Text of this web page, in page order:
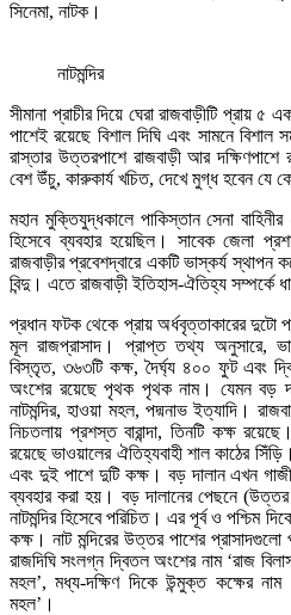
সিনেমা, নাটক।
নাটমন্দির
সীমানা প্রাচীর দিয়ে ঘেরা রাজবাড়ীটি প্রায়
পাশেই রয়েছে বিশাল দিঘি এবং সামনে
রাস্তার উত্তরপাশে রাজবাড়ী আর দক্ষিণপাশে
বেশ উঁচু, কারুকার্য খচিত, দেখে মুগ্ধ হবেন যে
মহান মুক্তিযুদ্ধকালে পাকিস্তান সেনা
হিসেবে ব্যবহার হয়েছিল। সাবেক জেলা
রাজবাড়ীর প্রবেশদ্বারে একটি ভাস্কর্য স্থাপন
বিন্দু। এতে রাজবাড়ী ইতিহাস-ঐতিহ্য সম্পর্কে
প্রধান ফটক থেকে প্রায় অর্ধবৃত্তাকারের
মূল রাজপ্রাসাদ। প্রাপ্ত তথ্য অনুসারে,
বিস্তৃত, ৩৬৩টি কক্ষ, দৈর্ঘ্য ৪০০ ফুট এবং
অংশের রয়েছে পৃথক পৃথক নাম। যেমন বড়
নাটমন্দির, হাওয়া মহল, পদ্মনাভ ইত্যাদি।
নিচতলায় প্রশস্ত বারান্দা, তিনটি কক্ষ
রয়েছে ভাওয়ালের ঐতিহ্যবাহী শাল কাঠের
এবং দুই পাশে দুটি কক্ষ। বড় দালান এখন
ব্যবহার করা হয়। বড় দালানের পেছনে (উত্তর
নাটমন্দির হিসেবে পরিচিত। এর পূর্ব ও পশ্চিম
কক্ষ। নাট মন্দিরের উত্তর পাশের প্রাসাদগুলো
রাজদিঘি সংলগ্ন দ্বিতল অংশের নাম ‘রাজ
মহল’, মধ্য-দক্ষিণ দিকে উন্মুক্ত কক্ষের নাম
মহল’।